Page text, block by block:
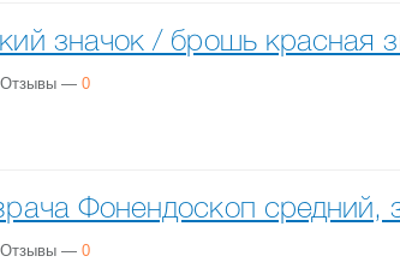
значок / брошь красная
Отзывы — 0
Фонендоскоп средний,
Отзывы — 0